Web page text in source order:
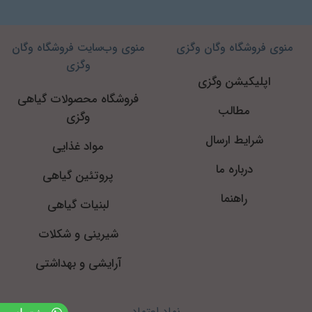
منوی فروشگاه وگان وگزی
اپلیکیشن وگزی
مطالب
شرایط ارسال
درباره ما
راهنما
منوی وب‌سایت فروشگاه وگان
وگزی
فروشگاه محصولات گیاهی
وگزی
مواد غذایی
پروتئین گیاهی
لبنیات گیاهی
شیرینی و شکلات
آرایشی و بهداشتی